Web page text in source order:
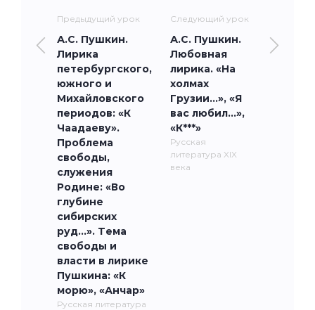
Предыдущий урок
А.С. Пушкин.
Лирика
петербургского,
южного и
Михайловского
периодов: «К
Чаадаеву».
Проблема
свободы,
служения
Родине: «Во
глубине
сибирских
руд…». Тема
свободы и
власти в лирике
Пушкина: «К
морю», «Анчар»
Русская литература
Следующий урок
А.С. Пушкин.
Любовная
лирика. «На
холмах
Грузии...», «Я
вас любил…»,
«К***»
Русская
литература XIX
века